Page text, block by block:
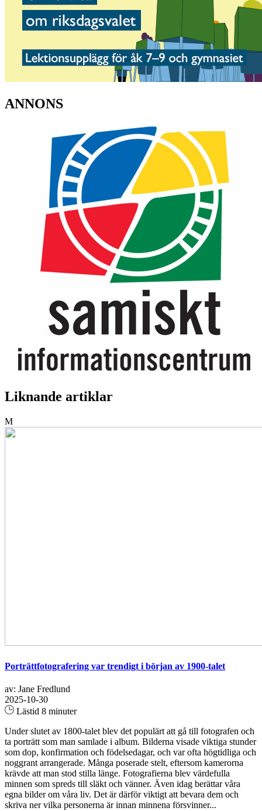
ANNONS
Liknande artiklar
M
Porträttfotografering var trendigt i början av 1900-talet
av: Jane Fredlund
2025-10-30
Lästid 8 minuter
Under slutet av 1800-talet blev det populärt att gå till fotografen och
ta porträtt som man samlade i album. Bilderna visade viktiga stunder
som dop, konfirmation och födelsedagar, och var ofta högtidliga och
noggrant arrangerade. Många poserade stelt, eftersom kamerorna
krävde att man stod stilla länge. Fotografierna blev värdefulla
minnen som spreds till släkt och vänner. Även idag berättar våra
egna bilder om våra liv. Det är därför viktigt att bevara dem och
skriva ner vilka personerna är innan minnena försvinner...